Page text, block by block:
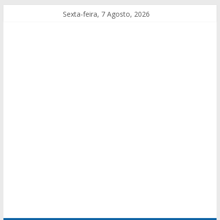
Sexta-feira, 7 Agosto, 2026